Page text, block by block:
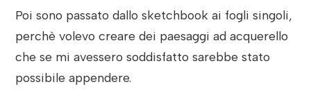
Poi sono passato dallo sketchbook ai fogli singoli,
perchè volevo creare dei paesaggi ad acquerello
che se mi avessero soddisfatto sarebbe stato
possibile appendere.